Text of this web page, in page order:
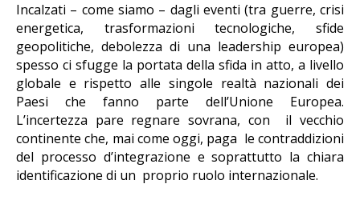
Incalzati – come siamo – dagli eventi (tra guerre, crisi
energetica, trasformazioni tecnologiche, sfide
geopolitiche, debolezza di una leadership europea)
spesso ci sfugge la portata della sfida in atto, a livello
globale e rispetto alle singole realtà nazionali dei
Paesi che fanno parte dell’Unione Europea.
L’incertezza pare regnare sovrana, con il vecchio
continente che, mai come oggi, paga le contraddizioni
del processo d’integrazione e soprattutto la chiara
identificazione di un proprio ruolo internazionale.